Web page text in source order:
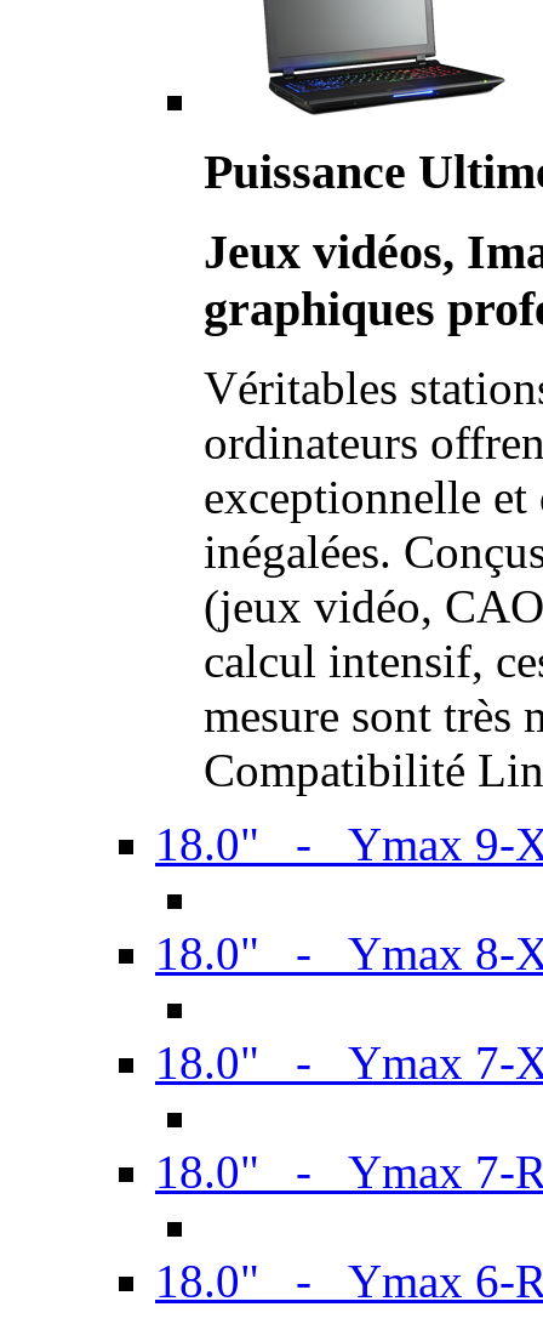
Puissance
Jeux vidéos,
graphiques
Véritables
ordinateurs
exceptionnelle et
inégalées.
(jeux vidéo,
calcul intensif,
mesure sont très
Compatibilité
18.0" - Ymax 9-
18.0" - Ymax 8-
18.0" - Ymax 7-
18.0" - Ymax 7-
18.0" - Ymax 6-